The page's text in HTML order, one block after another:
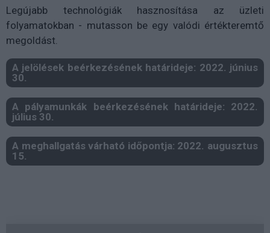
Legújabb technológiák hasznosítása az üzleti
folyamatokban - mutasson be egy valódi értékteremtő
megoldást.
A jelölések beérkezésének határideje: 2022. június
30.
A pályamunkák beérkezésének határideje: 2022.
július 30.
A meghallgatás várható időpontja: 2022. augusztus
15.